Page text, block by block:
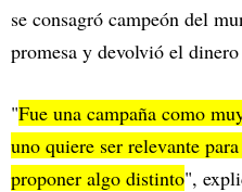
se consagró campeón del
promesa y devolvió el
"Fue una campaña como
uno quiere ser relevante
proponer algo distinto",